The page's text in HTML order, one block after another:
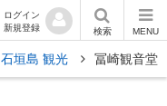
ログイン
新規登録
検索 MENU
石垣島 観光 冨崎観音堂